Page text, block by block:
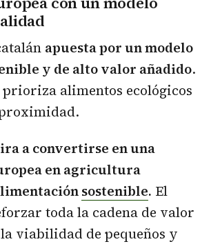
apuesta por un modelo
y de alto valor añadido.
alimentos ecológicos
a convertirse en una
en agricultura
sostenible. El
toda la cadena de valor
viabilidad de pequeños y